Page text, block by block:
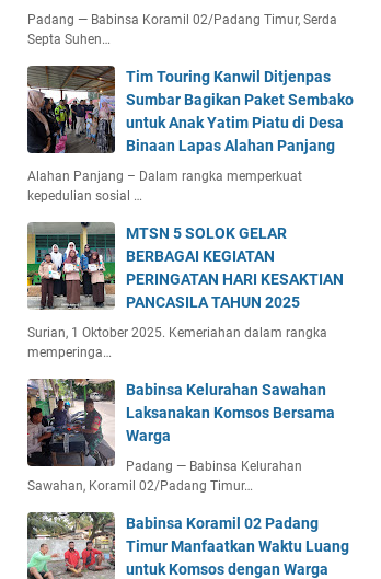
Padang — Babinsa Koramil 02/Padang Timur, Serda
Septa Suhen…
Tim Touring Kanwil Ditjenpas
Sumbar Bagikan Paket Sembako
untuk Anak Yatim Piatu di Desa
Binaan Lapas Alahan Panjang
Alahan Panjang – Dalam rangka memperkuat
kepedulian sosial …
MTSN 5 SOLOK GELAR
BERBAGAI KEGIATAN
PERINGATAN HARI KESAKTIAN
PANCASILA TAHUN 2025
Surian, 1 Oktober 2025. Kemeriahan dalam rangka
memperinga…
Babinsa Kelurahan Sawahan
Laksanakan Komsos Bersama
Warga
Padang — Babinsa Kelurahan
Sawahan, Koramil 02/Padang Timur…
Babinsa Koramil 02 Padang
Timur Manfaatkan Waktu Luang
untuk Komsos dengan Warga